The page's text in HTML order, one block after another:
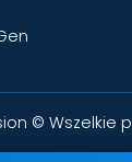
© Wszelkie